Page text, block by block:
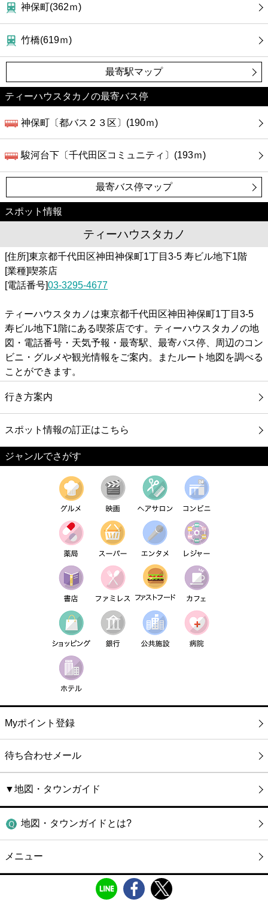
神保町(362ｍ)
竹橋(619ｍ)
最寄駅マップ
ティーハウスタカノの最寄バス停
神保町〔都バス２３区〕(190ｍ)
駿河台下〔千代田区コミュニティ〕(193ｍ)
最寄バス停マップ
スポット情報
ティーハウスタカノ
[住所]東京都千代田区神田神保町1丁目3-5 寿ビル地下1階
[業種]喫茶店
[電話番号]03-3295-4677
ティーハウスタカノは東京都千代田区神田神保町1丁目3-5
寿ビル地下1階にある喫茶店です。ティーハウスタカノの地
図・電話番号・天気予報・最寄駅、最寄バス停、周辺のコン
ビニ・グルメや観光情報をご案内。またルート地図を調べる
ことができます。
行き方案内
スポット情報の訂正はこちら
ジャンルでさがす
Myポイント登録
待ち合わせメール
▼地図・タウンガイド
地図・タウンガイドとは?
メニュー